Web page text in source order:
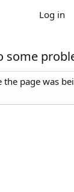
Log in
some
page was